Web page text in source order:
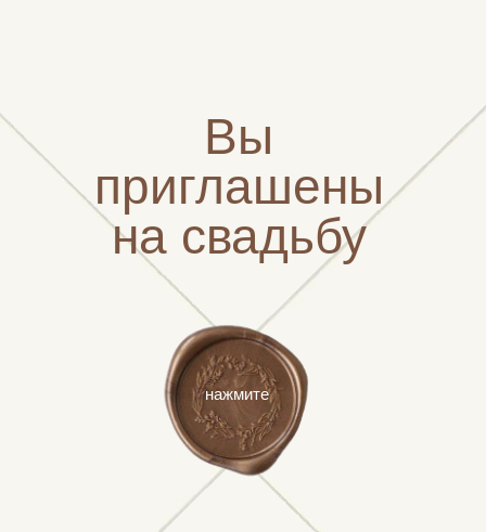
нажмите
Вы
приглашены
на свадьбу